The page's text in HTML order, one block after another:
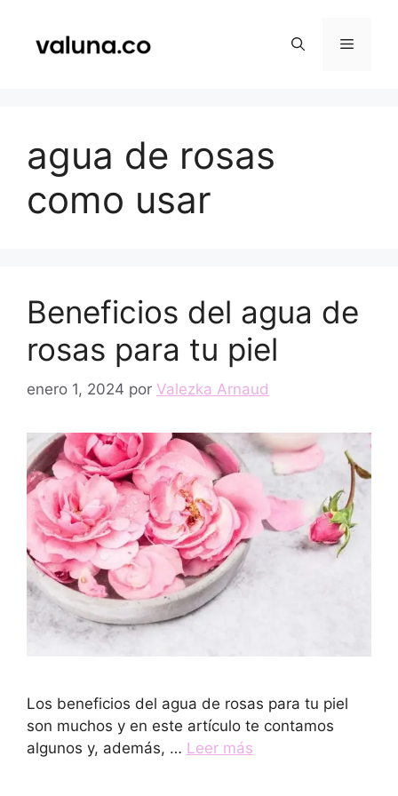
contenido
Menú
agua de rosas
como usar
Beneficios del agua de
rosas para tu piel
enero 1, 2024 por Valezka Arnaud
Los beneficios del agua de rosas para tu piel
son muchos y en este artículo te contamos
algunos y, además, … Leer más